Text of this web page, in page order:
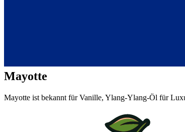
Mayotte
Mayotte ist bekannt für Vanille, Ylang-Ylang-Öl für